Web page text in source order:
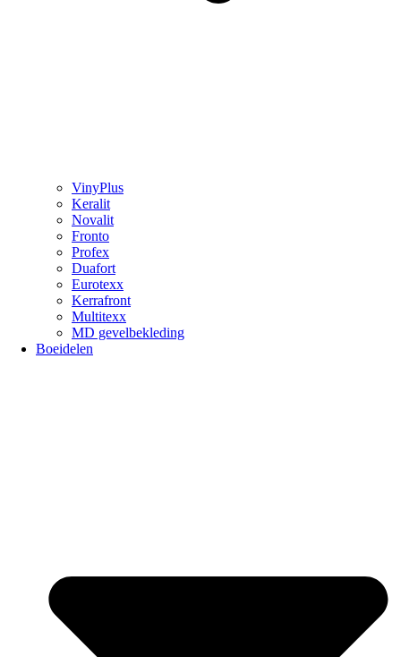
VinyPlus
Keralit
Novalit
Fronto
Profex
Duafort
Eurotexx
Kerrafront
Multitexx
MD gevelbekleding
Boeidelen